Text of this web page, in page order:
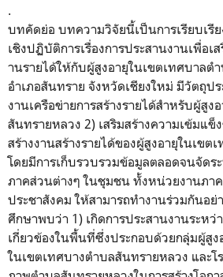
.
บทคัดย่อ บทความวิจัยนี้เป็นการเรียบเรี
เชิงปฏิบัติการเรื่องการประสานงานเพื่อเ
านรายได้ให้กับผู้สูงอายุในเขตเทศบาลต
อำเภอสันทราย จังหวัดเชียงใหม่ มีวัตถุป
งานเครือข่ายการสร้างรายได้สำหรับผู้สูง
สันทรายหลวง 2) เสริมสร้างความเข้มแข็
สร้างงานสร้างรายได้ของผู้สูงอายุในเขต
โดยมีการเก็บรวบรวมข้อมูลตลอดจนจัดร
ภาคส่วนต่างๆ ในชุมชน ทั้งหน่วยงานภา
ประชาสังคม ให้สามารถทำงานร่วมกันอย่
ศึกษาพบว่า 1) เกิดการประสานงานระหว่
เกี่ยวข้องในพื้นที่ซึ่งประกอบด้วยกลุ่มผู้สูง
ในเขตเทศบางตำบลสันทรายหลวง และโ